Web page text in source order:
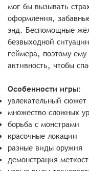
мог бы вызывать
оформления,
энд. Беспомощные
безвыходной
геймера, поэтому ему
активность, чтобы
Особенности игры:
увлекательный сюжет
множество сложных
борьба с монстрами
красочные локации
разные виды оружия
демонстрация